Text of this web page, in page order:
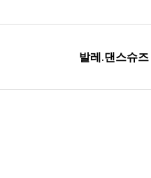
발레.댄스슈즈